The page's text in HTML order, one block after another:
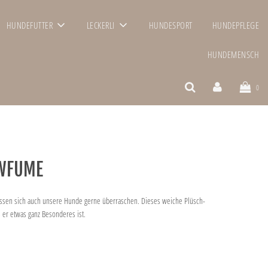
HUNDEFUTTER LECKERLI HUNDESPORT HUNDEPFLEGE
HUNDEMENSCH
0
sich auch unsere Hunde gerne überraschen. Dieses weiche Plüsch-
etwas ganz Besonderes ist.